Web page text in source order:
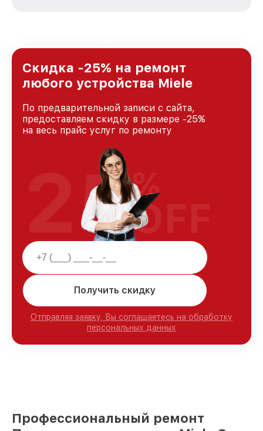
Санкт-Петербурге, постоянно повышая
уровень доверия и лояльности наших
клиентов.
Скидка -25% на ремонт
любого устройства Miele
По предварительной записи с сайта,
предоставляем скидку в размере -25%
на весь прайс услуг по ремонту
Получить скидку
Отправляя заявку, Вы соглашаетесь на обработку
персональных данных
25%
OFF
Профессиональный ремонт